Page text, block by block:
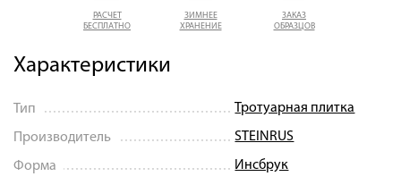
РАСЧЕТ
БЕСПЛАТНО
ЗИМНЕЕ
ХРАНЕНИЕ
ЗАКАЗ
ОБРАЗЦОВ
Характеристики
Тип Тротуарная плитка
Производитель STEINRUS
Форма Инсбрук